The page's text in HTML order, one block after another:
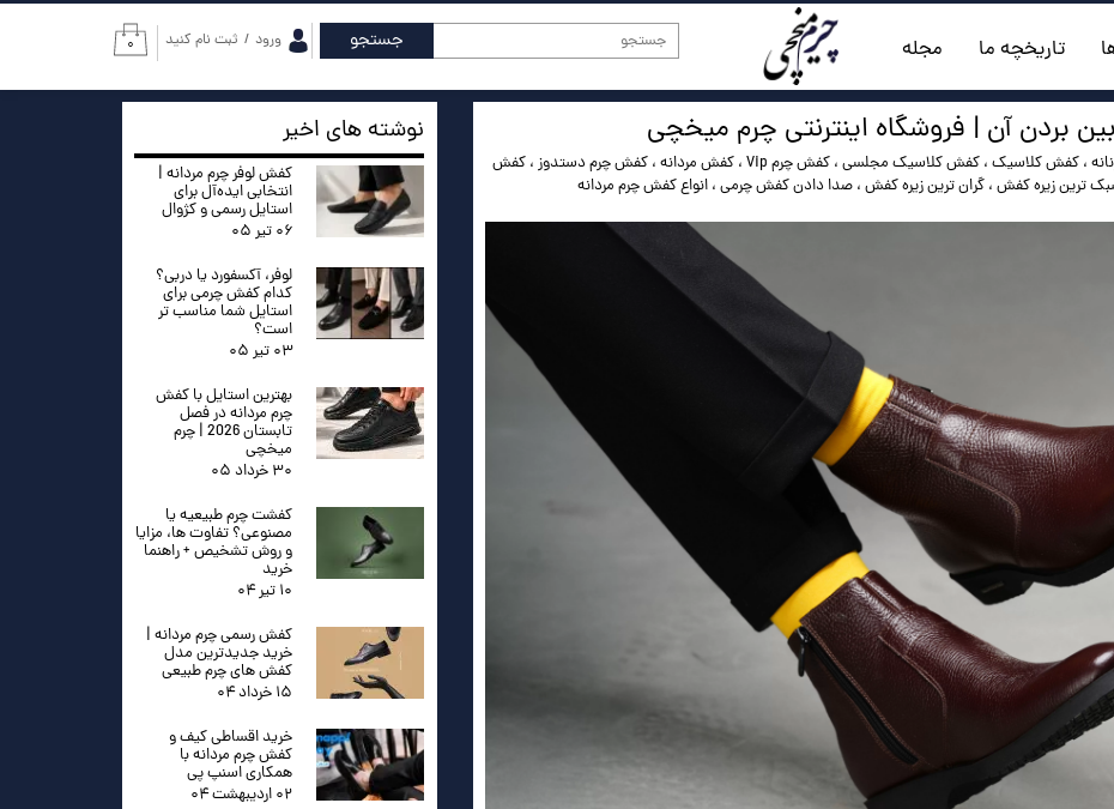
۰ ورود / ثبت نام کنید
سفارشات
خروج از حساب
کاربری
تاریخچه ما مجله جستجو
بردن آن | فروشگاه اینترنتی چرم میخچی
، کفش کلاسیک ، کفش کلاسیک مجلسی ، کفش چرم Vip ، کفش مردانه ، کفش چرم دستدوز ، کفش
ترین زیره کفش ، گران ترین زیره کفش ، صدا دادن کفش چرمی ، انواع کفش چرم مردانه
نوشته های اخیر
کفش لوفر چرم مردانه |
انتخابی ایده‌آل برای
استایل رسمی و کژوال
۰۶ تیر ۰۵
لوفر، آکسفورد یا دربی؟
کدام کفش چرمی برای
استایل شما مناسب تر
است؟
۰۳ تیر ۰۵
بهترین استایل با کفش
چرم مردانه در فصل
تابستان 2026 | چرم
میخچی
۳۰ خرداد ۰۵
کفشت چرم طبیعیه یا
مصنوعی؟ تفاوت ها، مزایا
و روش تشخیص + راهنما
خرید
۱۰ تیر ۰۴
کفش رسمی چرم مردانه |
خرید جدیدترین مدل
کفش های چرم طبیعی
۱۵ خرداد ۰۴
خرید اقساطی کیف و
کفش چرم مردانه با
همکاری اسنپ پی
۰۲ اردیبهشت ۰۴